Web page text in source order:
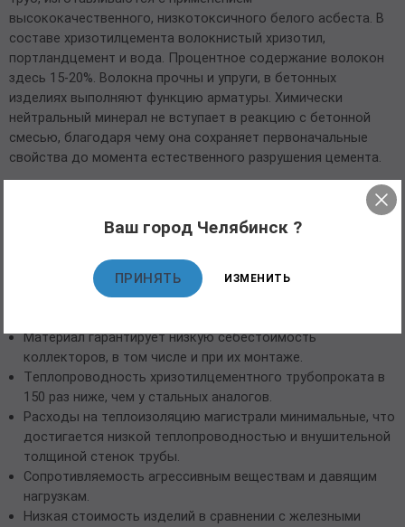
высококачественного, низкотоксичного белого асбеста. В
составе хризотилцемента волокнистый хризотил,
портландцемент и вода. Процентное содержание волокон
здесь 15-20%. Волокна прочны и упруги, в бетонных
изделиях выполняют функцию арматуры. Химически
нейтральный минерал не вступает в реакцию с бетонной
смесью, благодаря чему она сохраняет первоначальные
свойства до момента естественного разрушения цемента.
коррозии, деформации, выхода наружу блуждающих токов.
Другие преимущества хризотилцементных труб.
Изделия прошли проверку на водопроницаемость, изгиб,
Материал гарантирует низкую себестоимость
коллекторов, в том числе и при их монтаже.
Теплопроводность хризотилцементного трубопроката в
150 раз ниже, чем у стальных аналогов.
Расходы на теплоизоляцию магистрали минимальные, что
достигается низкой теплопроводностью и внушительной
толщиной стенок трубы.
Сопротивляемость агрессивным веществам и давящим
нагрузкам.
Низкая стоимость изделий в сравнении с железными
Ваш город Челябинск ?
ПРИНЯТЬ ИЗМЕНИТЬ